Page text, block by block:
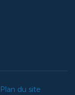
Plan du site